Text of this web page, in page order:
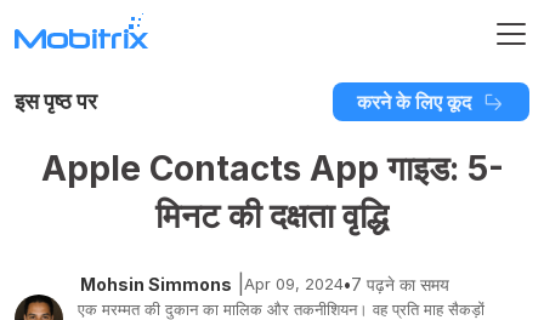
इस पृष्ठ पर करने के लिए कूद
Apple Contacts App गाइड: 5-
मिनट की दक्षता वृद्धि
Mohsin Simmons Apr 09, 2024•7 पढ़ने का समय
एक मरम्मत की दुकान का मालिक और तकनीशियन। वह प्रति माह सैकड़ों